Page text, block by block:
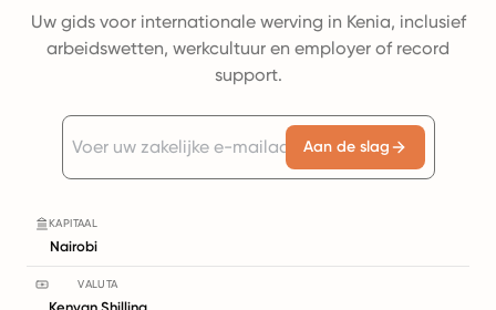
Uw gids voor internationale werving in Kenia, inclusief
arbeidswetten, werkcultuur en employer of record
support.
Aan de slag
KAPITAAL
Nairobi
VALUTA